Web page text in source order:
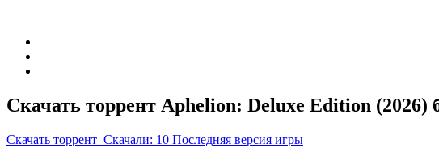
Скачать торрент Aphelion: Deluxe Edition (2026)
Скачать торрент Скачали: 10 Последняя версия игры